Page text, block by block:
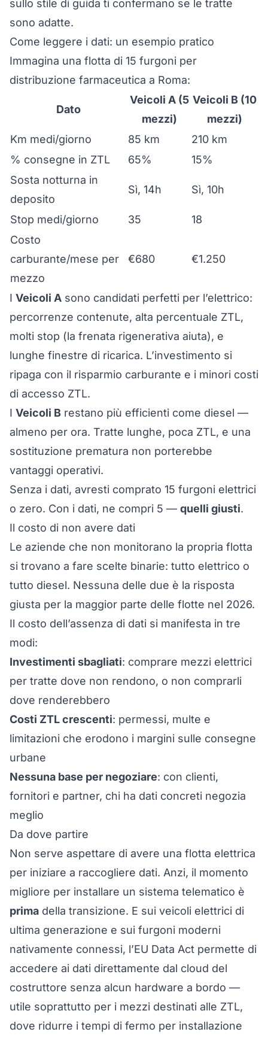
sullo stile di guida ti confermano se le tratte
sono adatte.
Come leggere i dati: un esempio pratico
Immagina una flotta di 15 furgoni per
distribuzione farmaceutica a Roma:
Dato
Veicoli A (5
mezzi)
Veicoli B (10
mezzi)
Km medi/giorno
85 km
210 km
% consegne in ZTL
65%
15%
Sosta notturna in
deposito
Sì, 14h Sì, 10h
Stop medi/giorno 35
18
Costo
carburante/mese per
mezzo
€680 €1.250
I Veicoli A sono candidati perfetti per l’elettrico:
percorrenze contenute, alta percentuale ZTL,
molti stop (la frenata rigenerativa aiuta), e
lunghe finestre di ricarica. L’investimento si
ripaga con il risparmio carburante e i minori costi
di accesso ZTL.
I Veicoli B restano più efficienti come diesel —
almeno per ora. Tratte lunghe, poca ZTL, e una
sostituzione prematura non porterebbe
vantaggi operativi.
Senza i dati, avresti comprato 15 furgoni elettrici
o zero. Con i dati, ne compri 5 — quelli giusti.
Il costo di non avere dati
Le aziende che non monitorano la propria flotta
si trovano a fare scelte binarie: tutto elettrico o
tutto diesel. Nessuna delle due è la risposta
giusta per la maggior parte delle flotte nel 2026.
Il costo dell’assenza di dati si manifesta in tre
modi:
Investimenti sbagliati: comprare mezzi elettrici
per tratte dove non rendono, o non comprarli
dove renderebbero
Costi ZTL crescenti: permessi, multe e
limitazioni che erodono i margini sulle consegne
urbane
Nessuna base per negoziare: con clienti,
fornitori e partner, chi ha dati concreti negozia
meglio
Da dove partire
Non serve aspettare di avere una flotta elettrica
per iniziare a raccogliere dati. Anzi, il momento
migliore per installare un sistema telematico è
prima della transizione. E sui veicoli elettrici di
ultima generazione e sui furgoni moderni
nativamente connessi, l’EU Data Act permette di
accedere ai dati direttamente dal cloud del
costruttore senza alcun hardware a bordo —
utile soprattutto per i mezzi destinati alle ZTL,
dove ridurre i tempi di fermo per installazione